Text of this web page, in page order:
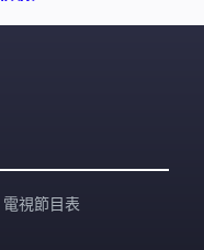
電視節目表